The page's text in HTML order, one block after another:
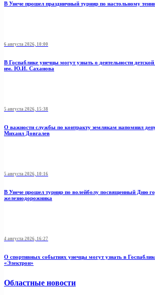
В Унече прошел праздничный турнир по настольному
6 августа 2026, 10:00
В Госпаблике унечцы могут узнать о деятельности
им. Ю.И. Саханова
5 августа 2026, 15:38
О важности службы по контракту землякам напомнил
Михаил Довгалев
5 августа 2026, 10:16
В Унече прошел турнир по волейболу посвященный Дню
железнодорожника
4 августа 2026, 16:27
О спортивных событиях унечцы могут узнать в
«Электрон»
Областные новости